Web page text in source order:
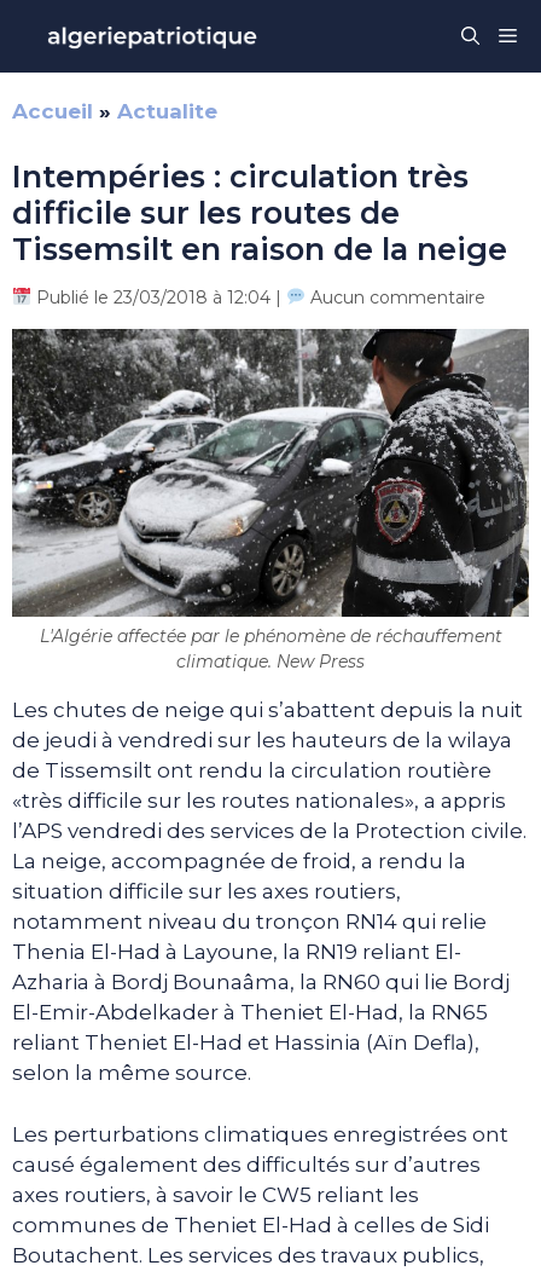
contenu
Accueil » Actualite
Intempéries : circulation très
difficile sur les routes de
Tissemsilt en raison de la neige
Publié le 23/03/2018 à 12:04 | Aucun commentaire
L'Algérie affectée par le phénomène de réchauffement
climatique. New Press
Les chutes de neige qui s’abattent depuis la nuit
de jeudi à vendredi sur les hauteurs de la wilaya
de Tissemsilt ont rendu la circulation routière
«très difficile sur les routes nationales», a appris
l’APS vendredi des services de la Protection civile.
La neige, accompagnée de froid, a rendu la
situation difficile sur les axes routiers,
notamment niveau du tronçon RN14 qui relie
Thenia El-Had à Layoune, la RN19 reliant El-
Azharia à Bordj Bounaâma, la RN60 qui lie Bordj
El-Emir-Abdelkader à Theniet El-Had, la RN65
reliant Theniet El-Had et Hassinia (Aïn Defla),
selon la même source.
Les perturbations climatiques enregistrées ont
causé également des difficultés sur d’autres
axes routiers, à savoir le CW5 reliant les
communes de Theniet El-Had à celles de Sidi
Boutachent. Les services des travaux publics,